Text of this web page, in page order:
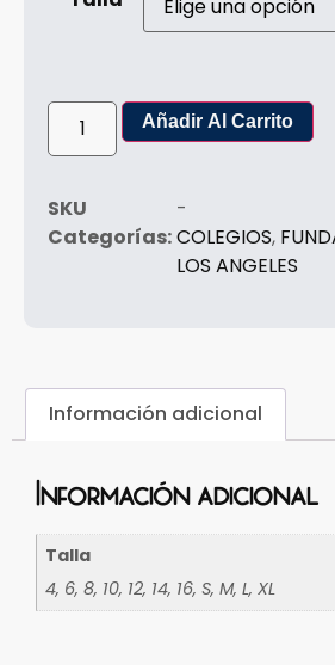
Añadir Al Carrito
SKU
-
Categorías:COLEGIOS,
LOS ANGELES
Información adicional
Información adicional
Talla
4, 6, 8, 10, 12, 14, 16, S, M, L, XL